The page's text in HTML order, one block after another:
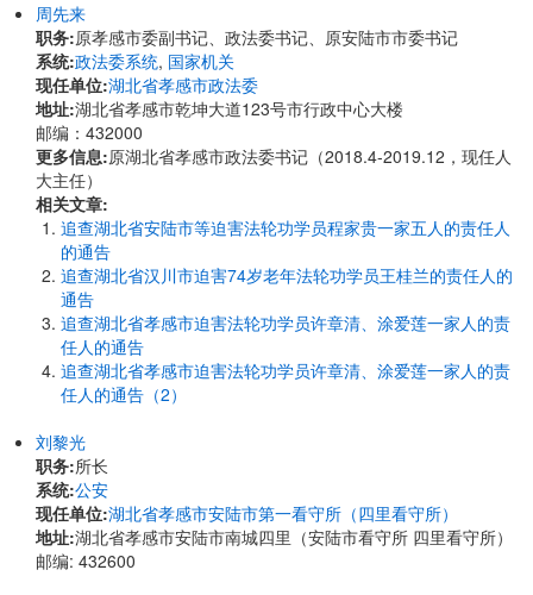
周先来
职务:原孝感市委副书记、政法委书记、原安陆市市委书记
系统:政法委系统, 国家机关
现任单位:湖北省孝感市政法委
地址:湖北省孝感市乾坤大道123号市行政中心大楼
邮编：432000
更多信息:原湖北省孝感市政法委书记（2018.4-2019.12，现任人
大主任）
相关文章:
追查湖北省安陆市等迫害法轮功学员程家贵一家五人的责任人
的通告
追查湖北省汉川市迫害74岁老年法轮功学员王桂兰的责任人的
通告
追查湖北省孝感市迫害法轮功学员许章清、涂爱莲一家人的责
任人的通告
追查湖北省孝感市迫害法轮功学员许章清、涂爱莲一家人的责
任人的通告（2）
刘黎光
职务:所长
系统:公安
现任单位:湖北省孝感市安陆市第一看守所（四里看守所）
地址:湖北省孝感市安陆市南城四里（安陆市看守所 四里看守所）
邮编: 432600